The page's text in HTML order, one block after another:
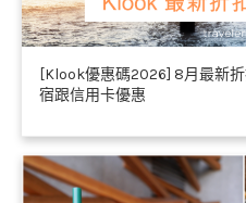
[Klook優惠碼2026] 8月最新
宿跟信用卡優惠